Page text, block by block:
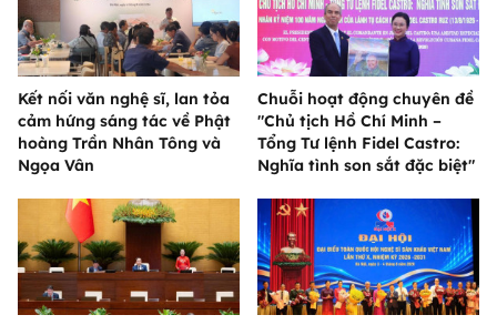
Kết nối văn nghệ sĩ, lan tỏa
cảm hứng sáng tác về Phật
hoàng Trần Nhân Tông và
Ngọa Vân
Chuỗi hoạt động chuyên đề
"Chủ tịch Hồ Chí Minh –
Tổng Tư lệnh Fidel Castro:
Nghĩa tình son sắt đặc biệt"